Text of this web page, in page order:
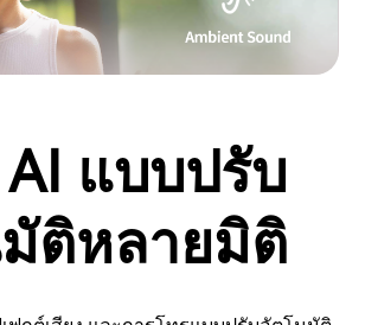
แบบปรับ
ติหลายมิติ